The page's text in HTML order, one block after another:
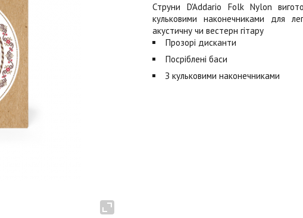
Струни D'Addario Folk Nylon
кульковими наконечниками для
акустичну чи вестерн гітару
Прозорі дисканти
Посріблені баси
З кульковими наконечниками